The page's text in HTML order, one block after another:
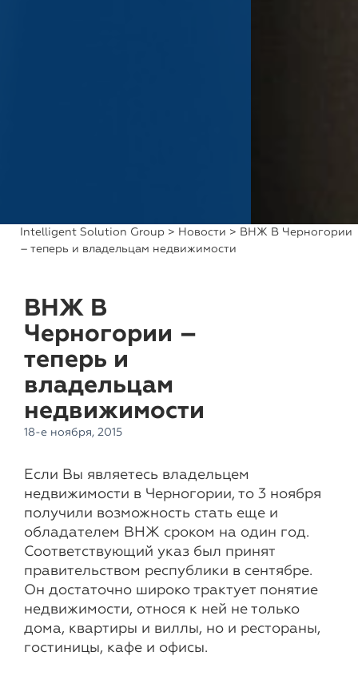
Intelligent Solution Group > Новости > ВНЖ В Черногории
– теперь и владельцам недвижимости
ВНЖ В
Черногории –
теперь и
владельцам
недвижимости
18-е ноября, 2015
Если Вы являетесь владельцем
недвижимости в Черногории, то 3 ноября
получили возможность стать еще и
обладателем ВНЖ сроком на один год.
Соответствующий указ был принят
правительством республики в сентябре.
Он достаточно широко трактует понятие
недвижимости, относя к ней не только
дома, квартиры и виллы, но и рестораны,
гостиницы, кафе и офисы.